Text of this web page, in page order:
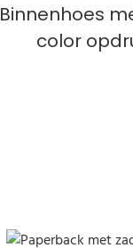
Binnenhoes
color